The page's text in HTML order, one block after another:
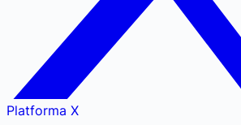
Platforma X